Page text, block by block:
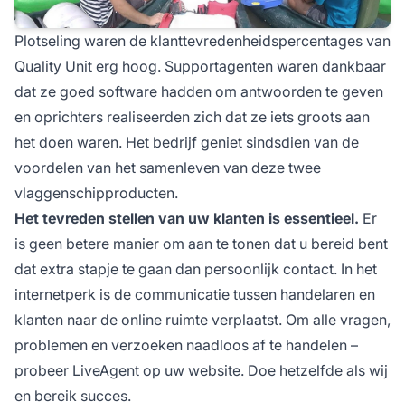
Plotseling waren de klanttevredenheidspercentages van
Quality Unit erg hoog. Supportagenten waren dankbaar
dat ze goed software hadden om antwoorden te geven
en oprichters realiseerden zich dat ze iets groots aan
het doen waren. Het bedrijf geniet sindsdien van de
voordelen van het samenleven van deze twee
vlaggenschipproducten.
Het tevreden stellen van uw klanten is essentieel. Er
is geen betere manier om aan te tonen dat u bereid bent
dat extra stapje te gaan dan persoonlijk contact. In het
internetperk is de communicatie tussen handelaren en
klanten naar de online ruimte verplaatst. Om alle vragen,
problemen en verzoeken naadloos af te handelen –
probeer LiveAgent op uw website. Doe hetzelfde als wij
en bereik succes.